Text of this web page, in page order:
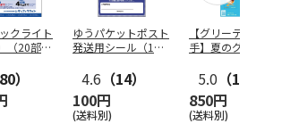
クライト
（20部セ
）
ゆうパケットポスト
発送用シール（1個
4.6 （14）
100円
(送料別)
【グリーティング切
手】夏のグリーティ
5.0 （10）
850円
(送料別)